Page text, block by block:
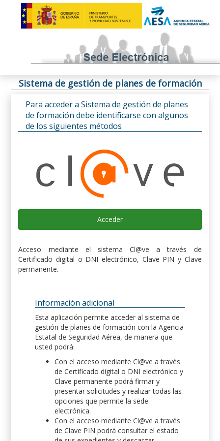
Sistema de gestión de planes de formación
Para acceder a Sistema de gestión de planes
de formación debe identificarse con algunos
de los siguientes métodos
Acceder
Acceso mediante el sistema Cl@ve a través de
Certificado digital o DNI electrónico, Clave PIN y Clave
permanente.
Información adicional
Esta aplicación permite acceder al sistema de
gestión de planes de formación con la Agencia
Estatal de Seguridad Aérea, de manera que
usted podrá:
Con el acceso mediante Cl@ve a través
de Certificado digital o DNI electrónico y
Clave permanente podrá firmar y
presentar solicitudes y realizar todas las
opciones que permite la sede
electrónica.
Con el acceso mediante Cl@ve a través
de Clave PIN podrá consultar el estado